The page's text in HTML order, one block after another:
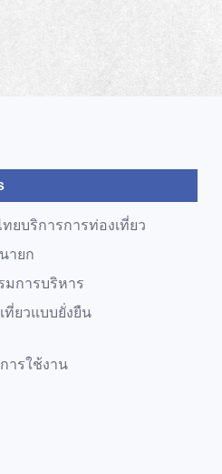
ยบริการการท่องเที่ยว
ายก
การบริหาร
ที่ยวแบบยั่งยืน
ารใช้งาน